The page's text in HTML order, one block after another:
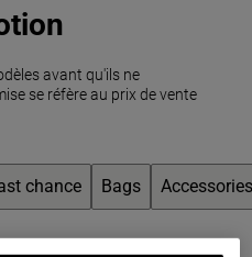
avant qu'ils ne
se réfère au prix de vente
chance Bags Accessories